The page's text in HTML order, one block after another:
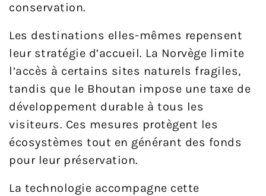
conservation.
Les destinations elles-mêmes repensent
leur stratégie d’accueil. La Norvège limite
l’accès à certains sites naturels fragiles,
tandis que le Bhoutan impose une taxe de
développement durable à tous les
visiteurs. Ces mesures protègent les
écosystèmes tout en générant des fonds
pour leur préservation.
La technologie accompagne cette